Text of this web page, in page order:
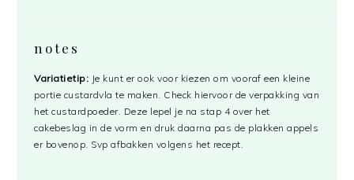
notes
Variatietip: Je kunt er ook voor kiezen om vooraf een kleine
portie custardvla te maken. Check hiervoor de verpakking van
het custardpoeder. Deze lepel je na stap 4 over het
cakebeslag in de vorm en druk daarna pas de plakken appels
er bovenop. Svp afbakken volgens het recept.